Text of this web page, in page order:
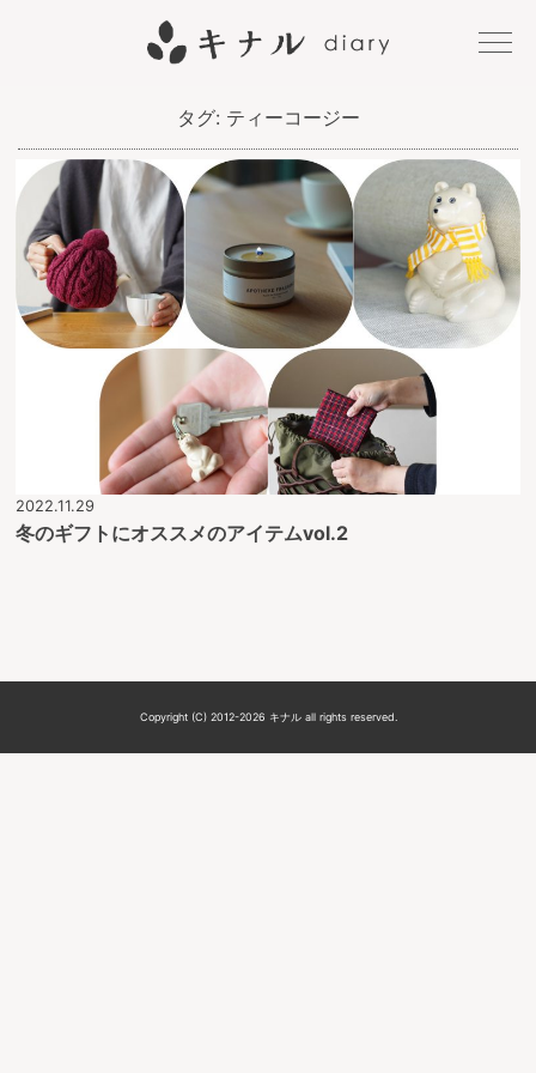
キナル
diary
タグ: ティーコージー
2022.11.29
冬のギフトにオススメのアイテムvol.2
Copyright (C) 2012-2026 キナル all rights reserved.